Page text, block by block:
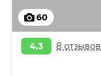
60
4,3 8 отзывов